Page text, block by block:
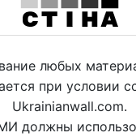
любых
при условии
Ukrainianwall.com.
должны